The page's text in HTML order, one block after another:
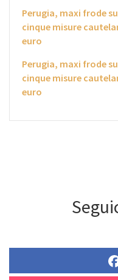
Perugia, maxi frode
cinque misure
euro
Perugia, maxi frode
cinque misure
euro